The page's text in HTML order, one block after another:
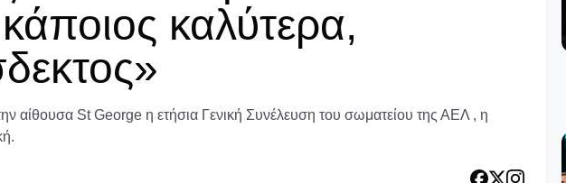
καλύτερα,
αίθουσα St George η ετήσια Γενική Συνέλευση του σωματείου της ΑΕΛ , η